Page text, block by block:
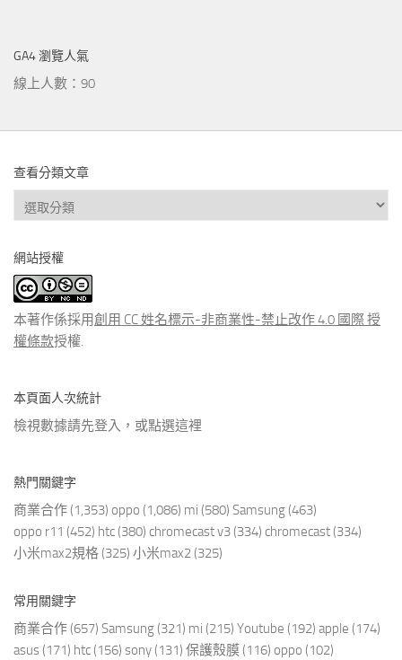
GA4 瀏覽人氣
線上人數：90
查看分類文章
查
看
類
文
章
網站授權
本著作係採用創用 CC 姓名標示-非商業性-禁止改作 4.0 國際 授
權條款授權.
本頁面人次統計
檢視數據請先登入，或點選這裡
熱門關鍵字
商業合作 (1,353) oppo (1,086) mi (580) Samsung (463)
oppo r11 (452) htc (380) chromecast v3 (334) chromecast (334)
小米max2規格 (325) 小米max2 (325)
常用關鍵字
商業合作 (657) Samsung (321) mi (215) Youtube (192) apple (174)
asus (171) htc (156) sony (131) 保護殼膜 (116) oppo (102)